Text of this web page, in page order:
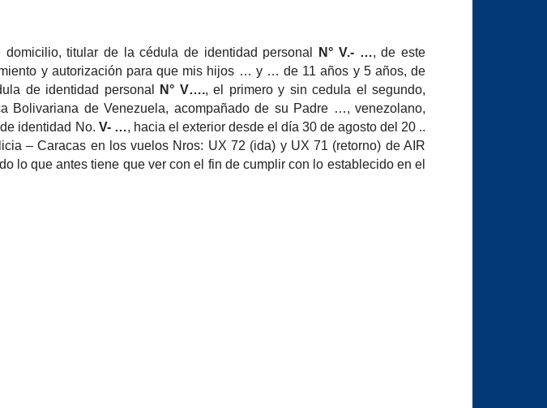
titular de la cédula de identidad personal N° V.- …, de este
y autorización para que mis hijos … y … de 11 años y 5 años, de
de identidad personal
N° V…., el primero y sin cedula el segundo,
Bolivariana de Venezuela, acompañado de su Padre …, venezolano,
identidad No. V- …, hacia el exterior desde el día 30 de agosto del 20 ..
– Caracas en los vuelos Nros: UX 72 (ida) y UX 71 (retorno) de AIR
lo que antes tiene que ver con el fin de cumplir con lo establecido en el